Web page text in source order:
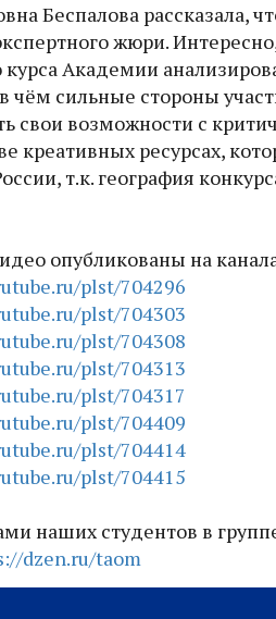
Беспалова рассказала,
жюри.
курса Академии
чём сильные стороны
свои возможности с
креативных ресурсах,
т.к. география
опубликованы на
plst/704296
plst/704303
plst/704308
plst/704313
plst/704317
plst/704409
plst/704414
plst/704415
наших студентов в
dzen.ru/taom